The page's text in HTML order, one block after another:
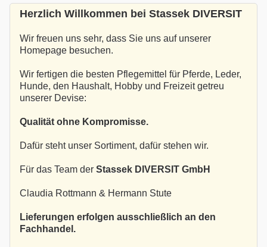
Herzlich Willkommen bei Stassek DIVERSIT
Wir freuen uns sehr, dass Sie uns auf unserer
Homepage besuchen.
Wir fertigen die besten Pflegemittel für Pferde, Leder,
Hunde, den Haushalt, Hobby und Freizeit getreu
unserer Devise:
Qualität ohne Kompromisse.
Dafür steht unser Sortiment, dafür stehen wir.
Für das Team der Stassek DIVERSIT GmbH
Claudia Rottmann & Hermann Stute
Lieferungen erfolgen ausschließlich an den
Fachhandel.